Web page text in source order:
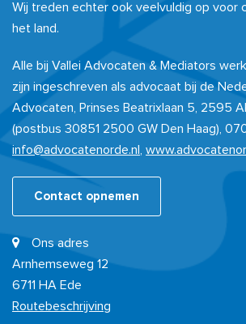
Wij treden echter ook veelvuldig op voor
het land.
Alle bij Vallei Advocaten & Mediators
zijn ingeschreven als advocaat bij de
Advocaten, Prinses Beatrixlaan 5, 2595
(postbus 30851 2500 GW Den Haag),
info@advocatenorde.nl
Contact opnemen
Ons adres
Arnhemseweg 12
6711 HA Ede
Routebeschrijving